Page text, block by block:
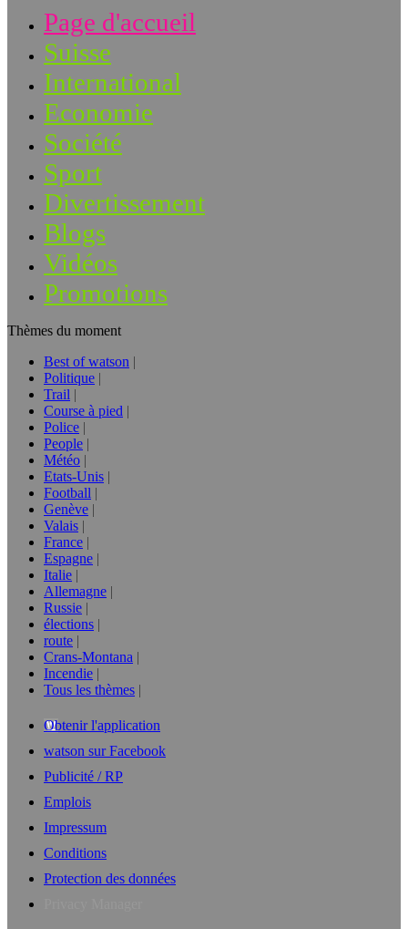
Page d'accueil
Suisse
International
Economie
Société
Sport
Divertissement
Blogs
Vidéos
Promotions
Thèmes du moment
Best of watson
Politique
Trail
Course à pied
Police
People
Météo
Etats-Unis
Football
Genève
Valais
France
Espagne
Italie
Allemagne
Russie
élections
route
Crans-Montana
Incendie
Tous les thèmes
Obtenir l'application
watson sur Facebook
Publicité / RP
Emplois
Impressum
Conditions
Protection des données